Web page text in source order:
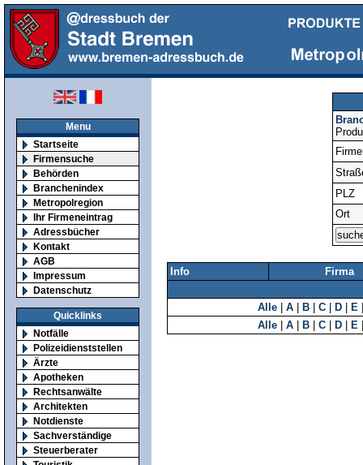
Menu
Startseite
Firmensuche
Behörden
Branchenindex
Metropolregion
Ihr Firmeneintrag
Adressbücher
Kontakt
AGB
Impressum
Datenschutz
Quicklinks
Notfälle
Polizeidienststellen
Ärzte
Apotheken
Rechtsanwälte
Architekten
Notdienste
Sachverständige
Steuerberater
PLZ
Ort
Info Firma
Alle A B C D E
Alle
A B C D E